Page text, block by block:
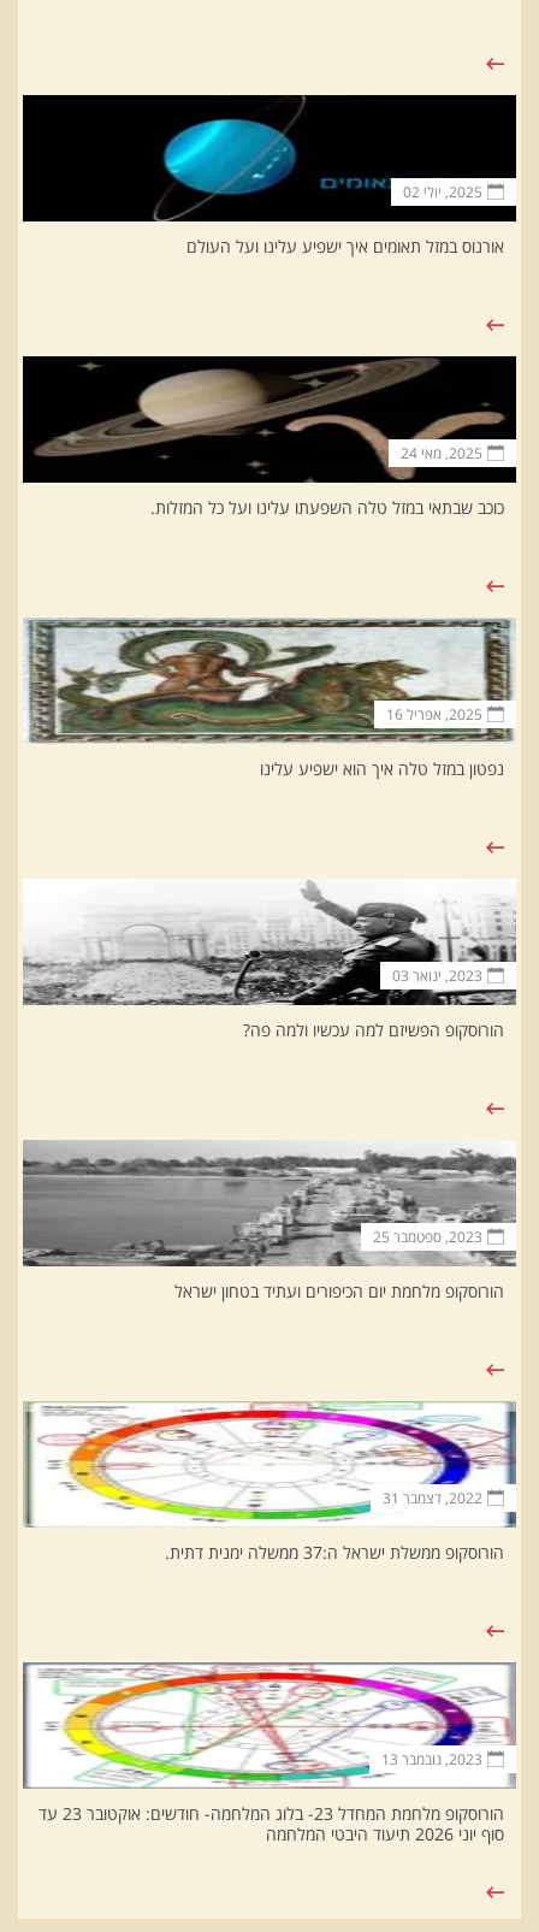
2025, יולי 02
אורנוס במזל תאומים איך ישפיע עלינו ועל העולם
2025, מאי 24
כוכב שבתאי במזל טלה השפעתו עלינו ועל כל המזלות.
2025, אפריל 16
נפטון במזל טלה איך הוא ישפיע עלינו
2023, ינואר 03
הורוסקופ הפשיזם למה עכשיו ולמה פה?
2023, ספטמבר 25
הורוסקופ מלחמת יום הכיפורים ועתיד בטחון ישראל
2022, דצמבר 31
הורוסקופ ממשלת ישראל ה:37 ממשלה ימנית דתית.
2023, נובמבר 13
הורוסקופ מלחמת המחדל 23- בלוג המלחמה- חודשים: אוקטובר 23 עד
סוף יוני 2026 תיעוד היבטי המלחמה